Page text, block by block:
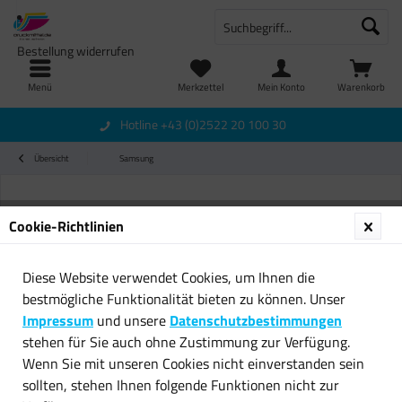
Menü Warenkorb
Merkzettel
Bestellung widerrufen
Mein Konto
Hotline +43 (0)2522 20 100 30
Übersicht Samsung
Cookie-Richtlinien
Diese Website verwendet Cookies, um Ihnen die
bestmögliche Funktionalität bieten zu können. Unser
Impressum und unsere Datenschutzbestimmungen
stehen für Sie auch ohne Zustimmung zur Verfügung.
Wenn Sie mit unseren Cookies nicht einverstanden sein
sollten, stehen Ihnen folgende Funktionen nicht zur